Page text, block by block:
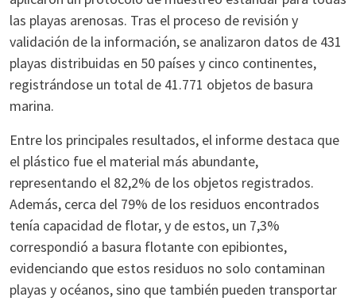
las playas arenosas. Tras el proceso de revisión y
validación de la información, se analizaron datos de 431
playas distribuidas en 50 países y cinco continentes,
registrándose un total de 41.771 objetos de basura
marina.
Entre los principales resultados, el informe destaca que
el plástico fue el material más abundante,
representando el 82,2% de los objetos registrados.
Además, cerca del 79% de los residuos encontrados
tenía capacidad de flotar, y de estos, un 7,3%
correspondió a basura flotante con epibiontes,
evidenciando que estos residuos no solo contaminan
playas y océanos, sino que también pueden transportar